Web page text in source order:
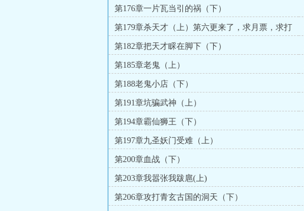
第176章一片瓦当引的祸（下）
第179章杀天才（上）第六更来了，求月票，求打
赏第182章把天才睬在脚下（下）
第185章老鬼（上）
第188老鬼小店（下）
第191章坑骗武神（上）
第194章霸仙狮王（下）
第197章九圣妖门受难（上）
第200章血战（下）
第203章我嚣张我跋扈(上)
第206章攻打青玄古国的洞天（下）